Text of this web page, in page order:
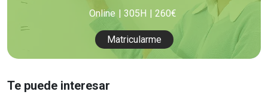
Online 305H 260€
Matricularme
Te puede interesar